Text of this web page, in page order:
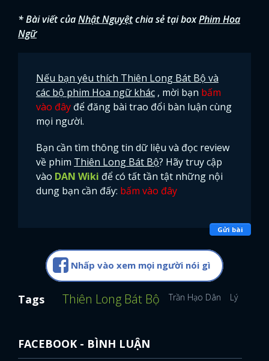
* Bài viết củaNhật Nguyệtchia sẻ tại boxPhim Hoa
Ngữ
Nếu bạn yêu thích Thiên Long Bát Bộ và
các bộ phim Hoa ngữ khác , mời bạn bấm
vào đây để đăng bài trao đổi bàn luận cùng
mọi người.
Bạn cần tìm thông tin dữ liệu và đọc review
về phim Thiên Long Bát Bộ? Hãy truy cập
vào DAN Wiki để có tất tần tật những nội
dung bạn cần đấy: bấm vào đây
Gửi bài
Nhấp vào xem mọi người nói gì
Tags Thiên Long Bát Bộ Trần Hạo Dân Lý Nhược
FACEBOOK - BÌNH LUẬN